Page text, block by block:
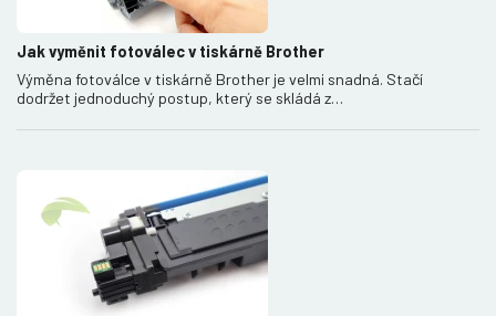
Jak vyměnit fotoválec v tiskárně Brother
Výměna fotoválce v tiskárně Brother je velmi snadná. Stačí
dodržet jednoduchý postup, který se skládá z…